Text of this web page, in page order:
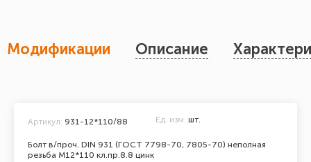
Модификации Описание
Болт в/проч. DIN 931 (ГОСТ 7798-70, 7805-70) неполная
резьба М12*110 кл.пр.8.8 цинк
Артикул: 931-12*110/88 Ед. изм. шт.